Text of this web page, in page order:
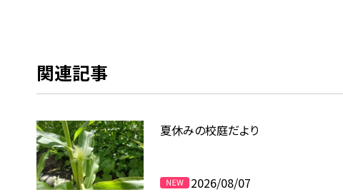
関連記事
夏休みの校庭だより
2026/08/07